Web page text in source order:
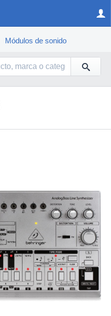
Módulos de sonido